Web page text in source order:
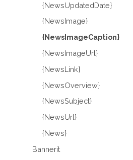
{NewsUpdatedDate}
{NewsImage}
{NewsImageCaption}
{NewsImageUrl}
{NewsLink}
{NewsOverview}
{NewsSubject}
{NewsUrl}
{News}
Bannerit